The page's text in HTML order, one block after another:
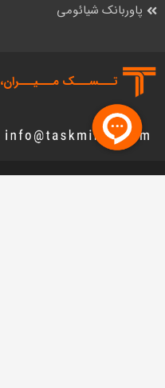
پاوربانک شیائومی
تـــســـک‌ مـــیـــران،